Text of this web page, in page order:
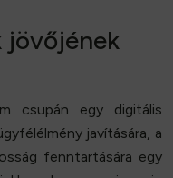
jövőjének
csupán egy digitális
javítására, a
fenntartására egy